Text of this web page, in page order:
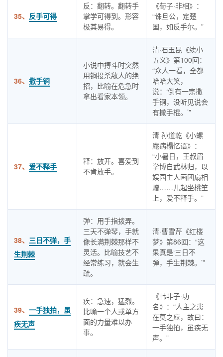
35、 反手可得
反：翻转。翻转手
掌学可得到。形容
极其易得。
《荀子·非相》：
“诛旦公，定楚
国，如反手尔。”
36、 撒手锏
小说中搏斗时突然
用锏投杀敌人的绝
招，比喻在危急时
拿出看家本领。
清·石玉昆《续小
五义》第100回：
“众人一看，全都
哈哈大笑，
说：‘倒有一宗撒
手锏，没听见说会
有撒手棍。’”
37、 爱不释手
释：放开。喜爱到
不肯放手。
清 孙道乾《小螺
庵病榻忆语》：
“小暑日，王叔眉
学博自武林归，以
娱园主人画团扇相
赠……儿起坐桃笙
上，爱不释手。”
38、 三日不弹，手
生荆棘
弹：用手指拨弄。
三天不弹琴，手就
像长满荆棘那样不
灵活。比喻技艺不
经常练习，就会生
疏。
清·曹雪芹《红楼
梦》第86回：“这
果真是‘三日不
弹，手生荆棘。’”
39、 一手独拍，虽
疾无声
疾：急速，猛烈。
比喻一个人或单方
面的力量难以办
事。
《韩非子·功
名》：“人主之患
在莫之应，故曰：
一手独拍，虽疾无
声。”